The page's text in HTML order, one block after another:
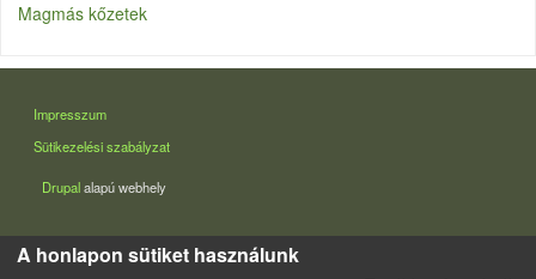
Magmás kőzetek
LÁBLÉC
Impresszum
Sütikezelési szabályzat
Drupalalapú webhely
A honlapon sütiket használunk